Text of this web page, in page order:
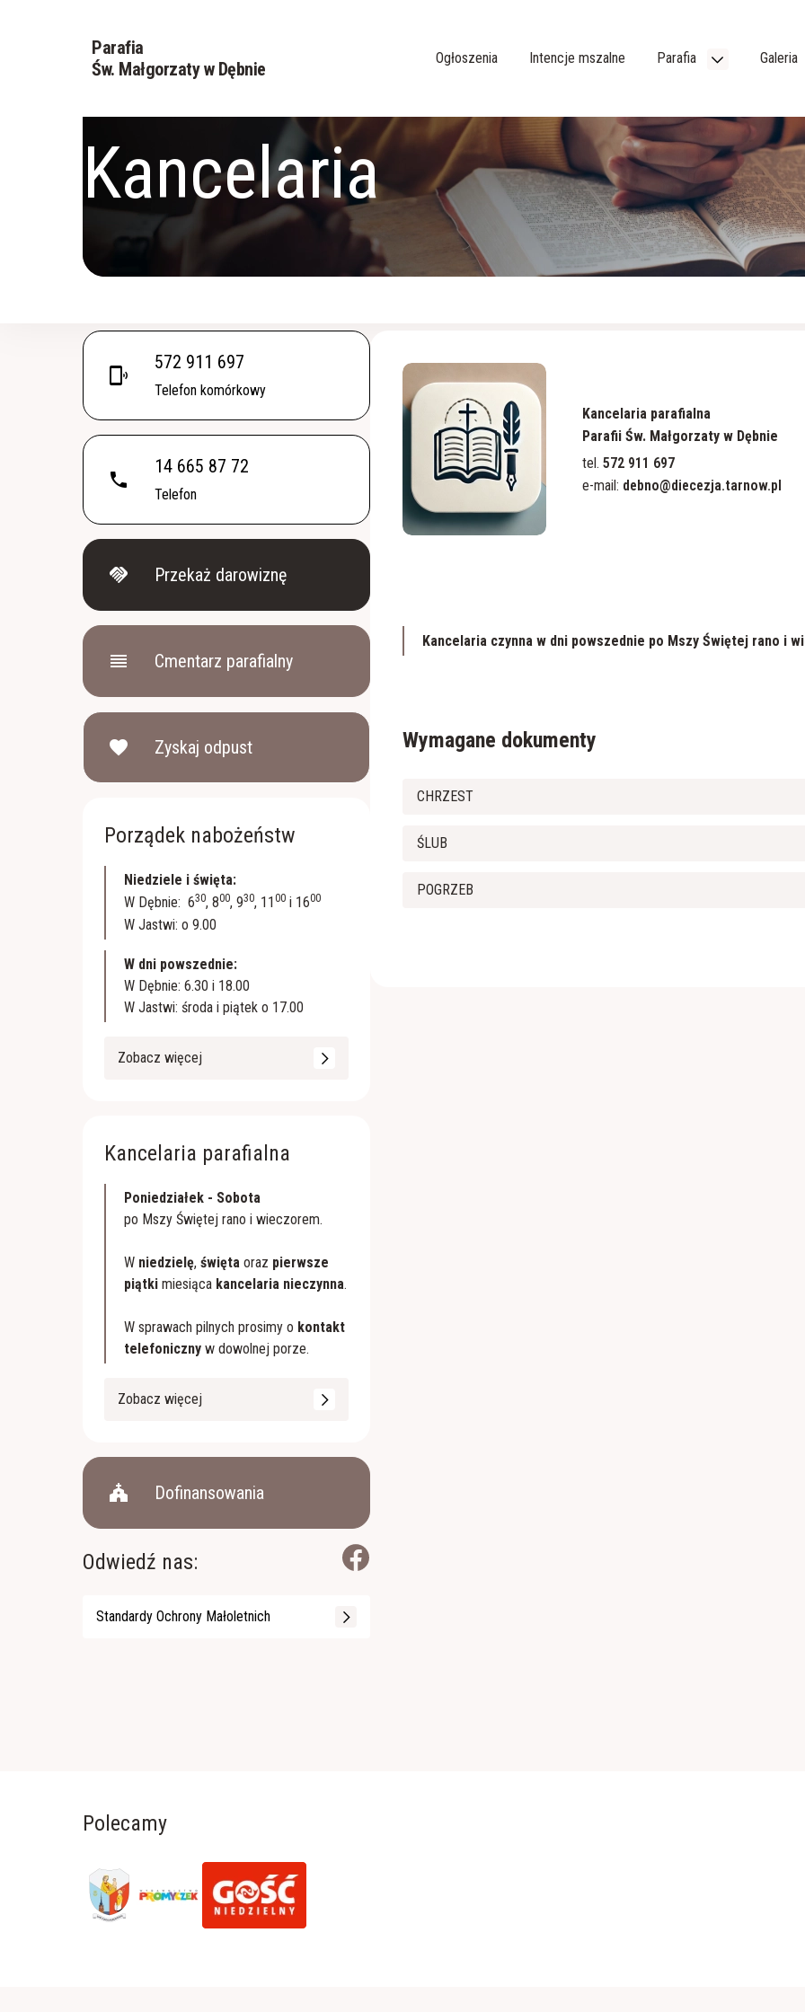
Parafia
Św. Małgorzaty w Dębnie
Ogłoszenia Intencje mszalne Parafia Galeria
Kancelaria
phonelink_ring
572 911 697
Telefon komórkowy
phone
14 665 87 72
Telefon
handshake Przekaż darowiznę
reorder Cmentarz parafialny
favorite Zyskaj odpust
Porządek nabożeństw
Niedziele i święta:
W Dębnie: 630, 800, 930, 11 00 i 1600
W Jastwi: o 9.00
W dni powszednie:
W Dębnie: 6.30 i 18.00
W Jastwi: środa i piątek o 17.00
Zobacz więcej
Kancelaria parafialna
Poniedziałek - Sobota
po Mszy Świętej rano i wieczorem.
W niedzielę, święta oraz pierwsze
piątki miesiąca kancelaria nieczynna.
W sprawach pilnych prosimy o kontakt
telefoniczny w dowolnej porze.
Zobacz więcej
church Dofinansowania
Odwiedź nas:
Standardy Ochrony Małoletnich
Kancelaria parafialna
Parafii Św. Małgorzaty w Dębnie
tel. 572 911 697
e-mail: debno@diecezja.tarnow.pl
Kancelaria czynna w dni powszednie po Mszy Świętej rano i
Wymagane dokumenty
CHRZEST
ŚLUB
POGRZEB
Polecamy